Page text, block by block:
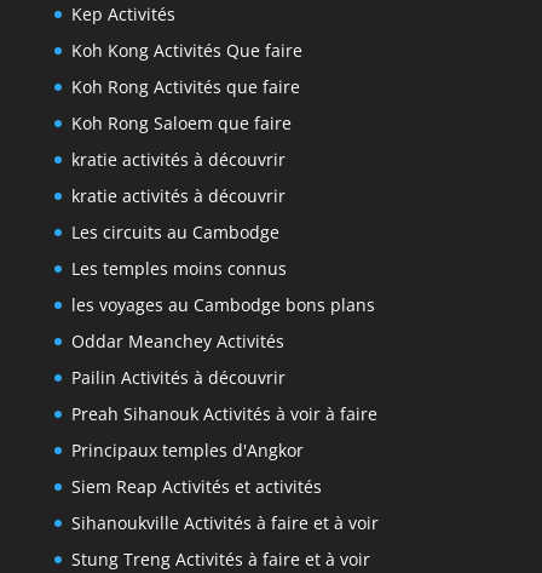
Kep Activités
Koh Kong Activités Que faire
Koh Rong Activités que faire
Koh Rong Saloem que faire
kratie activités à découvrir
kratie activités à découvrir
Les circuits au Cambodge
Les temples moins connus
les voyages au Cambodge bons plans
Oddar Meanchey Activités
Pailin Activités à découvrir
Preah Sihanouk Activités à voir à faire
Principaux temples d'Angkor
Siem Reap Activités et activités
Sihanoukville Activités à faire et à voir
Stung Treng Activités à faire et à voir